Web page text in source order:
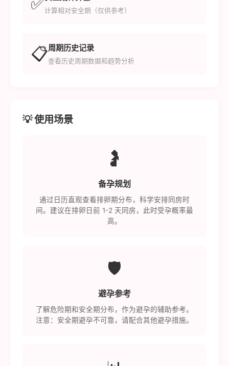
计算相对安全期（仅供参考）
📋周期历史记录
查看历史周期数据和趋势分析
💡 使用场景
🤰
备孕规划
通过日历直观查看排卵期分布，科学安排同房时
间。建议在排卵日前 1-2 天同房，此时受孕概率最
高。
🛡️
避孕参考
了解危险期和安全期分布，作为避孕的辅助参考。
注意：安全期避孕不可靠，请配合其他避孕措施。